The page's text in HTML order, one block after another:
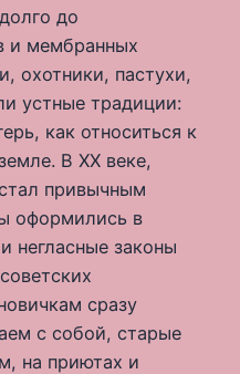
до
и мембранных
охотники, пастухи,
устные традиции:
как относиться к
В XX веке,
привычным
оформились в
негласные законы
сразу
с собой, старые
на приютах и